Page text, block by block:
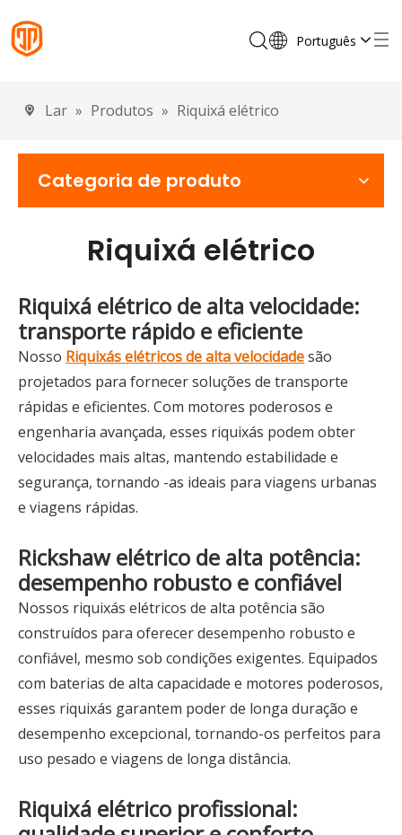
Português
Lar » Produtos » Riquixá elétrico
Riquixá elétrico
Riquixá elétrico de alta velocidade:
transporte rápido e eficiente
Nosso Riquixás elétricos de alta velocidadesão
projetados para fornecer soluções de transporte
rápidas e eficientes. Com motores poderosos e
engenharia avançada, esses riquixás podem obter
velocidades mais altas, mantendo estabilidade e
segurança, tornando -as ideais para viagens urbanas
e viagens rápidas.
Rickshaw elétrico de alta potência:
desempenho robusto e confiável
Nossos riquixás elétricos de alta potência são
construídos para oferecer desempenho robusto e
confiável, mesmo sob condições exigentes. Equipados
com baterias de alta capacidade e motores poderosos,
esses riquixás garantem poder de longa duração e
desempenho excepcional, tornando-os perfeitos para
uso pesado e viagens de longa distância.
Riquixá elétrico profissional:
Categoria de produto